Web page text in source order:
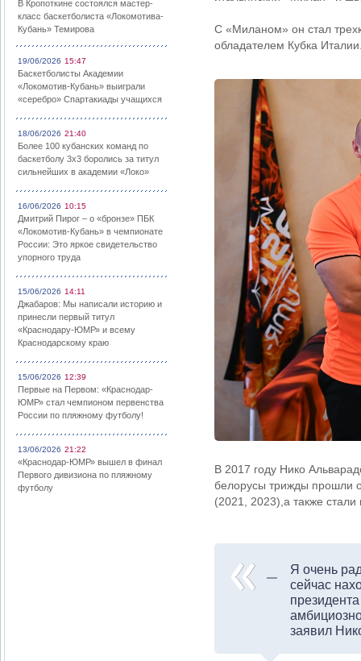
В Кропоткине состоялся мастер-
класс баскетболиста «Локомотива-
Кубань» Темирова
19/06/2026 15:47
Баскетболисты Академии
«Локомотив-Кубань» выиграли
«серебро» Спартакиады учащихся
18/06/2026 21:40
Более 100 кубанских команд по
баскетболу 3х3 боролись за титул
сильнейших в академии «Локо»
16/06/2026 10:15
Дмитрий Пирог – о «бронзе» ПБК
«Локомотив-Кубань» в чемпионате
России: Это яркое свидетельство
упорного труда
15/06/2026 14:11
Джабаров: Мы написали историю и
принесли первый титул
«Краснодару-ЮМР» и всему
Краснодарскому краю
15/06/2026 12:39
Первые на Первом: «Краснодар-
ЮМР» стал чемпионом первенства
России по пляжному футболу!
13/06/2026 21:22
«Краснодар-ЮМР» вышел в финал
Первого дивизиона по пляжному
футболу
С «Миланом» он стал
обладателем Кубка
В 2017 году Нико
белорусы трижды прошли
(2021, 2023),а также
Я очень
сейчас
заявил